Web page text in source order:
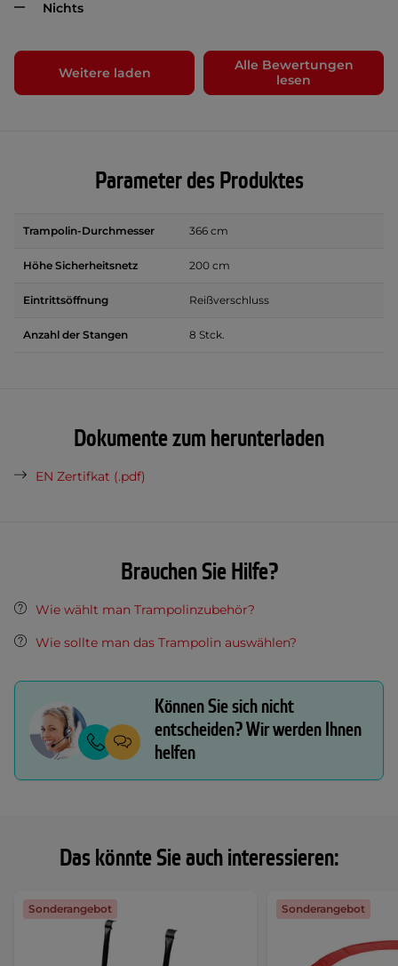
Das könnte Sie auch interessieren:
Sonderangebot Sonderangebot
Nichts
Weitere laden
Alle Bewertungen
lesen
Parameter des Produktes
Trampolin-Durchmesser 366 cm
Höhe Sicherheitsnetz 200 cm
Eintrittsöffnung Reißverschluss
Anzahl der Stangen 8 Stck.
Dokumente zum herunterladen
EN Zertifkat (.pdf)
Brauchen Sie Hilfe?
Wie wählt man Trampolinzubehör?
Wie sollte man das Trampolin auswählen?
Können Sie sich nicht
entscheiden? Wir werden Ihnen
helfen